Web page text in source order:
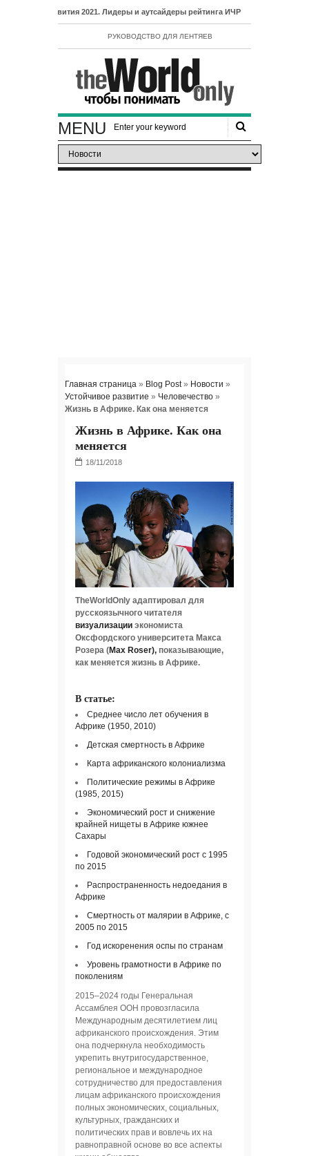
2021. Лидеры и аутсайдеры рейтинга ИЧР
РУКОВОДСТВО ДЛЯ ЛЕНТЯЕВ
MENU
Главная страница » Blog Post» Новости »
Устойчивое развитие » Человечество »
Жизнь в Африке. Как она меняется
Жизнь в Африке. Как она
меняется
TheWorldOnly адаптировал для
русскоязычного читателя
визуализации экономиста
Оксфордского университета Макса
Розера (Max Roser), показывающие,
как меняется жизнь в Африке.
В статье:
Cреднее число лет обучения в
Африке (1950, 2010)
Детская смертность в Африке
Карта африканского колониализма
Политические режимы в Африке
(1985, 2015)
Экономический рост и снижение
крайней нищеты в Африке южнее
Сахары
Годовой экономический рост с 1995
по 2015
Распространенность недоедания в
Африке
Смертность от малярии в Африке, с
2005 по 2015
Год искоренения оспы по странам
Уровень грамотности в Африке по
поколениям
2015–2024 годы Генеральная
Ассамблея ООН провозгласила
Международным десятилетием лиц
африканского происхождения. Этим
она подчеркнула необходимость
укрепить внутригосударственное,
региональное и международное
сотрудничество для предоставления
лицам африканского происхождения
полных экономических, социальных,
культурных, гражданских и
политических прав и вовлечь их на
равноправной основе во все аспекты